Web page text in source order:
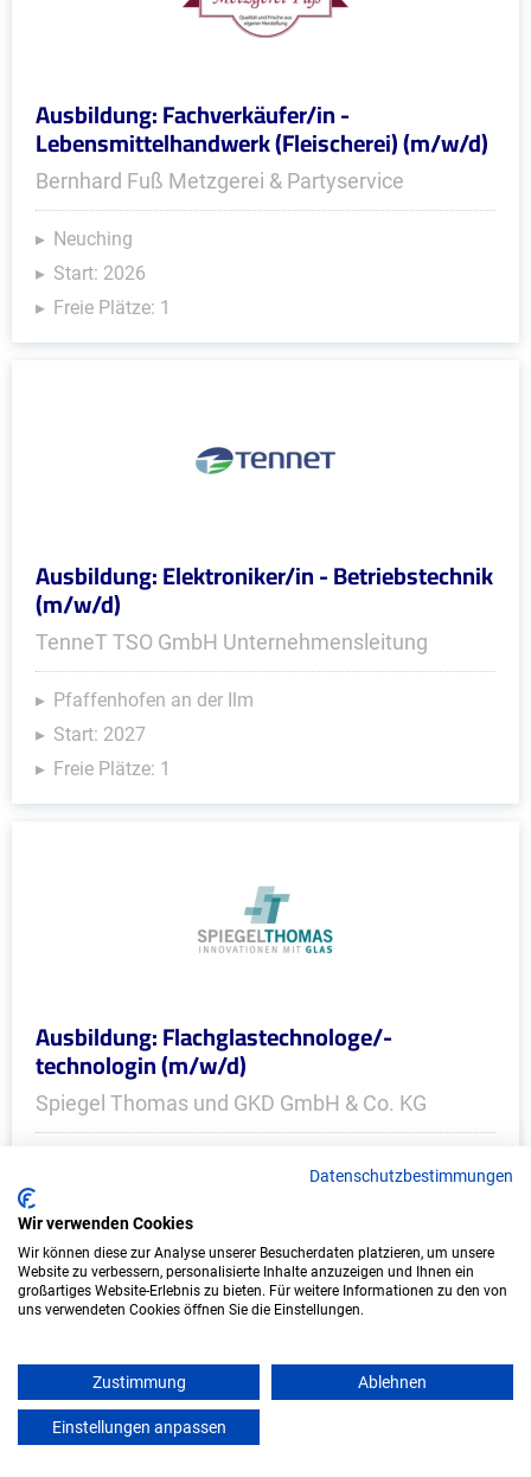
Ausbildung: Fachverkäufer/in -
Lebensmittelhandwerk (Fleischerei) (m/w/d)
Bernhard Fuß Metzgerei & Partyservice
Neuching
Start: 2026
Freie Plätze: 1
Ausbildung: Elektroniker/in - Betriebstechnik
(m/w/d)
TenneT TSO GmbH Unternehmensleitung
Pfaffenhofen an der Ilm
Start: 2027
Freie Plätze: 1
Ausbildung: Flachglastechnologe/-
technologin (m/w/d)
Spiegel Thomas und GKD GmbH & Co. KG
Freie Plätze: 1
Datenschutzbestimmungen
Wir verwenden Cookies
Wir können diese zur Analyse unserer Besucherdaten platzieren, um unsere
Website zu verbessern, personalisierte Inhalte anzuzeigen und Ihnen ein
großartiges Website-Erlebnis zu bieten. Für weitere Informationen zu den von
uns verwendeten Cookies öffnen Sie die Einstellungen.
Zustimmung Ablehnen
Einstellungen anpassen